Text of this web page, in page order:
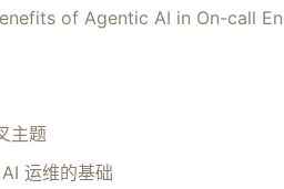
of Agentic AI in On-call
主题
运维的基础